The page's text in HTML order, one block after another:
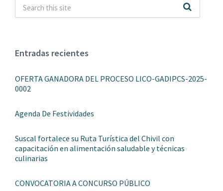
Entradas recientes
OFERTA GANADORA DEL PROCESO LICO-GADIPCS-2025-
0002
Agenda De Festividades
Suscal fortalece su Ruta Turística del Chivil con
capacitación en alimentación saludable y técnicas
culinarias
CONVOCATORIA A CONCURSO PÚBLICO